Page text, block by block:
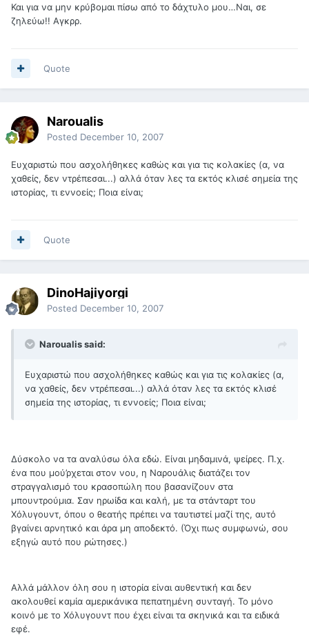
Και για να μην κρύβομαι πίσω από το δάχτυλο μου…Ναι, σε
ζηλεύω!! Αγκρρ.
Quote
Naroualis
Posted December 10, 2007
Ευχαριστώ που ασχολήθηκες καθώς και για τις κολακίες (α, να
χαθείς, δεν ντρέπεσαι...) αλλά όταν λες τα εκτός κλισέ σημεία της
ιστορίας, τι εννοείς; Ποια είναι;
Quote
DinoHajiyorgi
Posted December 10, 2007
Naroualis said:
Ευχαριστώ που ασχολήθηκες καθώς και για τις κολακίες (α,
να χαθείς, δεν ντρέπεσαι...) αλλά όταν λες τα εκτός κλισέ
σημεία της ιστορίας, τι εννοείς; Ποια είναι;
Δύσκολο να τα αναλύσω όλα εδώ. Είναι μηδαμινά, ψείρες. Π.χ.
ένα που μού’ρχεται στον νου, η Ναρουάλις διατάζει τον
στραγγαλισμό του κρασοπώλη που βασανίζουν στα
μπουντρούμια. Σαν ηρωίδα και καλή, με τα στάνταρτ του
Χόλυγουντ, όπου ο θεατής πρέπει να ταυτιστεί μαζί της, αυτό
βγαίνει αρνητικό και άρα μη αποδεκτό. (Όχι πως συμφωνώ, σου
εξηγώ αυτό που ρώτησες.)
Αλλά μάλλον όλη σου η ιστορία είναι αυθεντική και δεν
ακολουθεί καμία αμερικάνικα πεπατημένη συνταγή. Το μόνο
κοινό με το Χόλυγουντ που έχει είναι τα σκηνικά και τα ειδικά
εφέ.